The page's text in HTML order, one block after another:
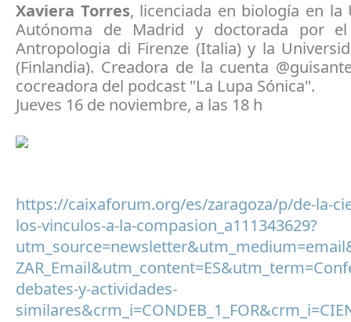
Xaviera Torres, licenciada en biología en la
Autónoma de Madrid y doctorada por
Antropologia di Firenze (Italia) y la
(Finlandia). Creadora de la cuenta
cocreadora del podcast "La Lupa Sónica".
Jueves 16 de noviembre, a las 18 h
https://caixaforum.org/es/zaragoza/p/de-la-
los-vinculos-a-la-compasion_a111343629?
debates-y-actividades-